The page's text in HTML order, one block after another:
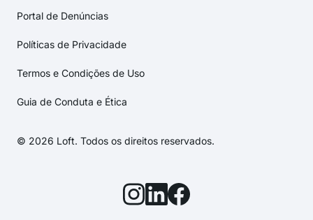
Portal de Denúncias
Políticas de Privacidade
Termos e Condições de Uso
Guia de Conduta e Ética
© 2026 Loft. Todos os direitos reservados.